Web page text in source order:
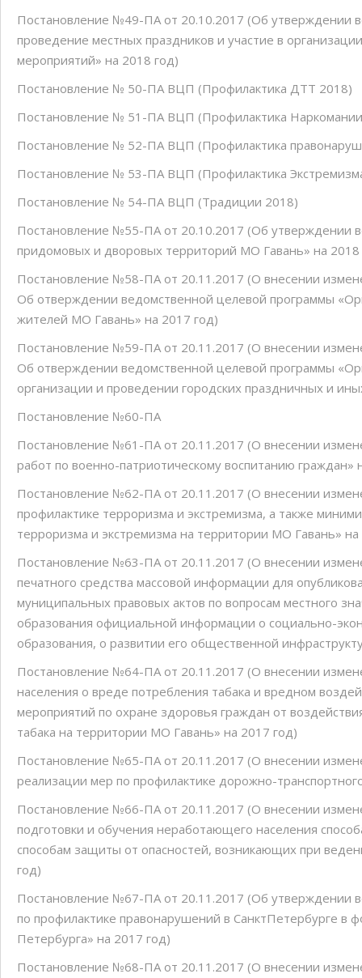
Постановление №49-ПА от 20.10.2017 (Об утверждении
проведение местных праздников и участие в
мероприятий» на 2018 год)
Постановление № 50-ПА ВЦП (Профилактика ДТТ 2018)
Постановление № 51-ПА ВЦП (Профилактика
Постановление № 52-ПА ВЦП (Профилактика
Постановление № 53-ПА ВЦП (Профилактика
Постановление № 54-ПА ВЦП (Традиции 2018)
Постановление №55-ПА от 20.10.2017 (Об утверждении
придомовых и дворовых территорий МО Гавань» на 2018
Постановление №58-ПА от 20.11.2017 (О внесении
Об отверждении ведомственной целевой программы
жителей МО Гавань» на 2017 год)
Постановление №59-ПА от 20.11.2017 (О внесении
Об отверждении ведомственной целевой программы
организации и проведении городских праздничных и
Постановление №60-ПА
Постановление №61-ПА от 20.11.2017 (О внесении
работ по военно-патриотическому воспитанию граждан»
Постановление №62-ПА от 20.11.2017 (О внесении
профилактике терроризма и экстремизма, а также
терроризма и экстремизма на территории МО Гавань»
Постановление №63-ПА от 20.11.2017 (О внесении
печатного средства массовой информации для
муниципальных правовых актов по вопросам местного
образования официальной информации о социально-
образования, о развитии его общественной
Постановление №64-ПА от 20.11.2017 (О внесении
населения о вреде потребления табака и вредном
мероприятий по охране здоровья граждан от
табака на территории МО Гавань» на 2017 год)
Постановление №65-ПА от 20.11.2017 (О внесении
реализации мер по профилактике дорожно-
Постановление №66-ПА от 20.11.2017 (О внесении
подготовки и обучения неработающего населения
способам защиты от опасностей, возникающих при
год)
Постановление №67-ПА от 20.11.2017 (Об утверждении
по профилактике правонарушений в Санкт­Петербурге в
Петербурга» на 2017 год)
Постановление №68-ПА от 20.11.2017 (О внесении